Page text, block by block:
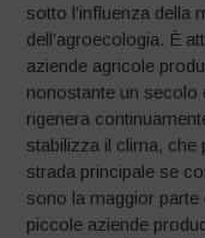
sotto l’influenza della
dell’agroecologia. È
aziende agricole
nonostante un secolo
rigenera
stabilizza il clima, che
strada principale se
sono la maggior
piccole aziende